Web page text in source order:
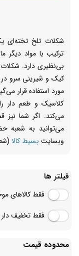
شکلات تلخ تخته‌ای
ترکیب با مواد
بی‌نظیری دارد.
کیک و شیرینی سرو در
مورد استفاده قرار
کلاسیک و طعم دار
می‌کند. اگر شما نیز
می‌توانید به شعبه
وبسایت بسیط کالا
فیلتر ها
فقط کالاهای
فقط تخفیف دار
محدوده قیمت